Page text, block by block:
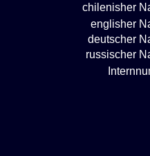
chilenisher
englisher
deutscher
russischer